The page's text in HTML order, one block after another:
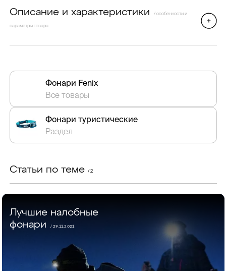
Описание и характеристики / особенности и
параметры товара
Фонари Fenix
Все товары
Фонари туристические
Раздел
Статьи по теме / 2
Лучшие налобные
фонари
/ 29.11.2021